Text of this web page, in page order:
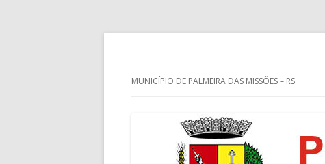
MUNICÍPIO DE PALMEIRA DAS MISSÕES – RS